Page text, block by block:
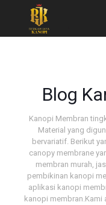
Blog
Kanopi Membran
Material yang
bervariatif. Berikut
canopy membrane
membran murah,
pembikinan kanopi
aplikasi kanopi
kanopi